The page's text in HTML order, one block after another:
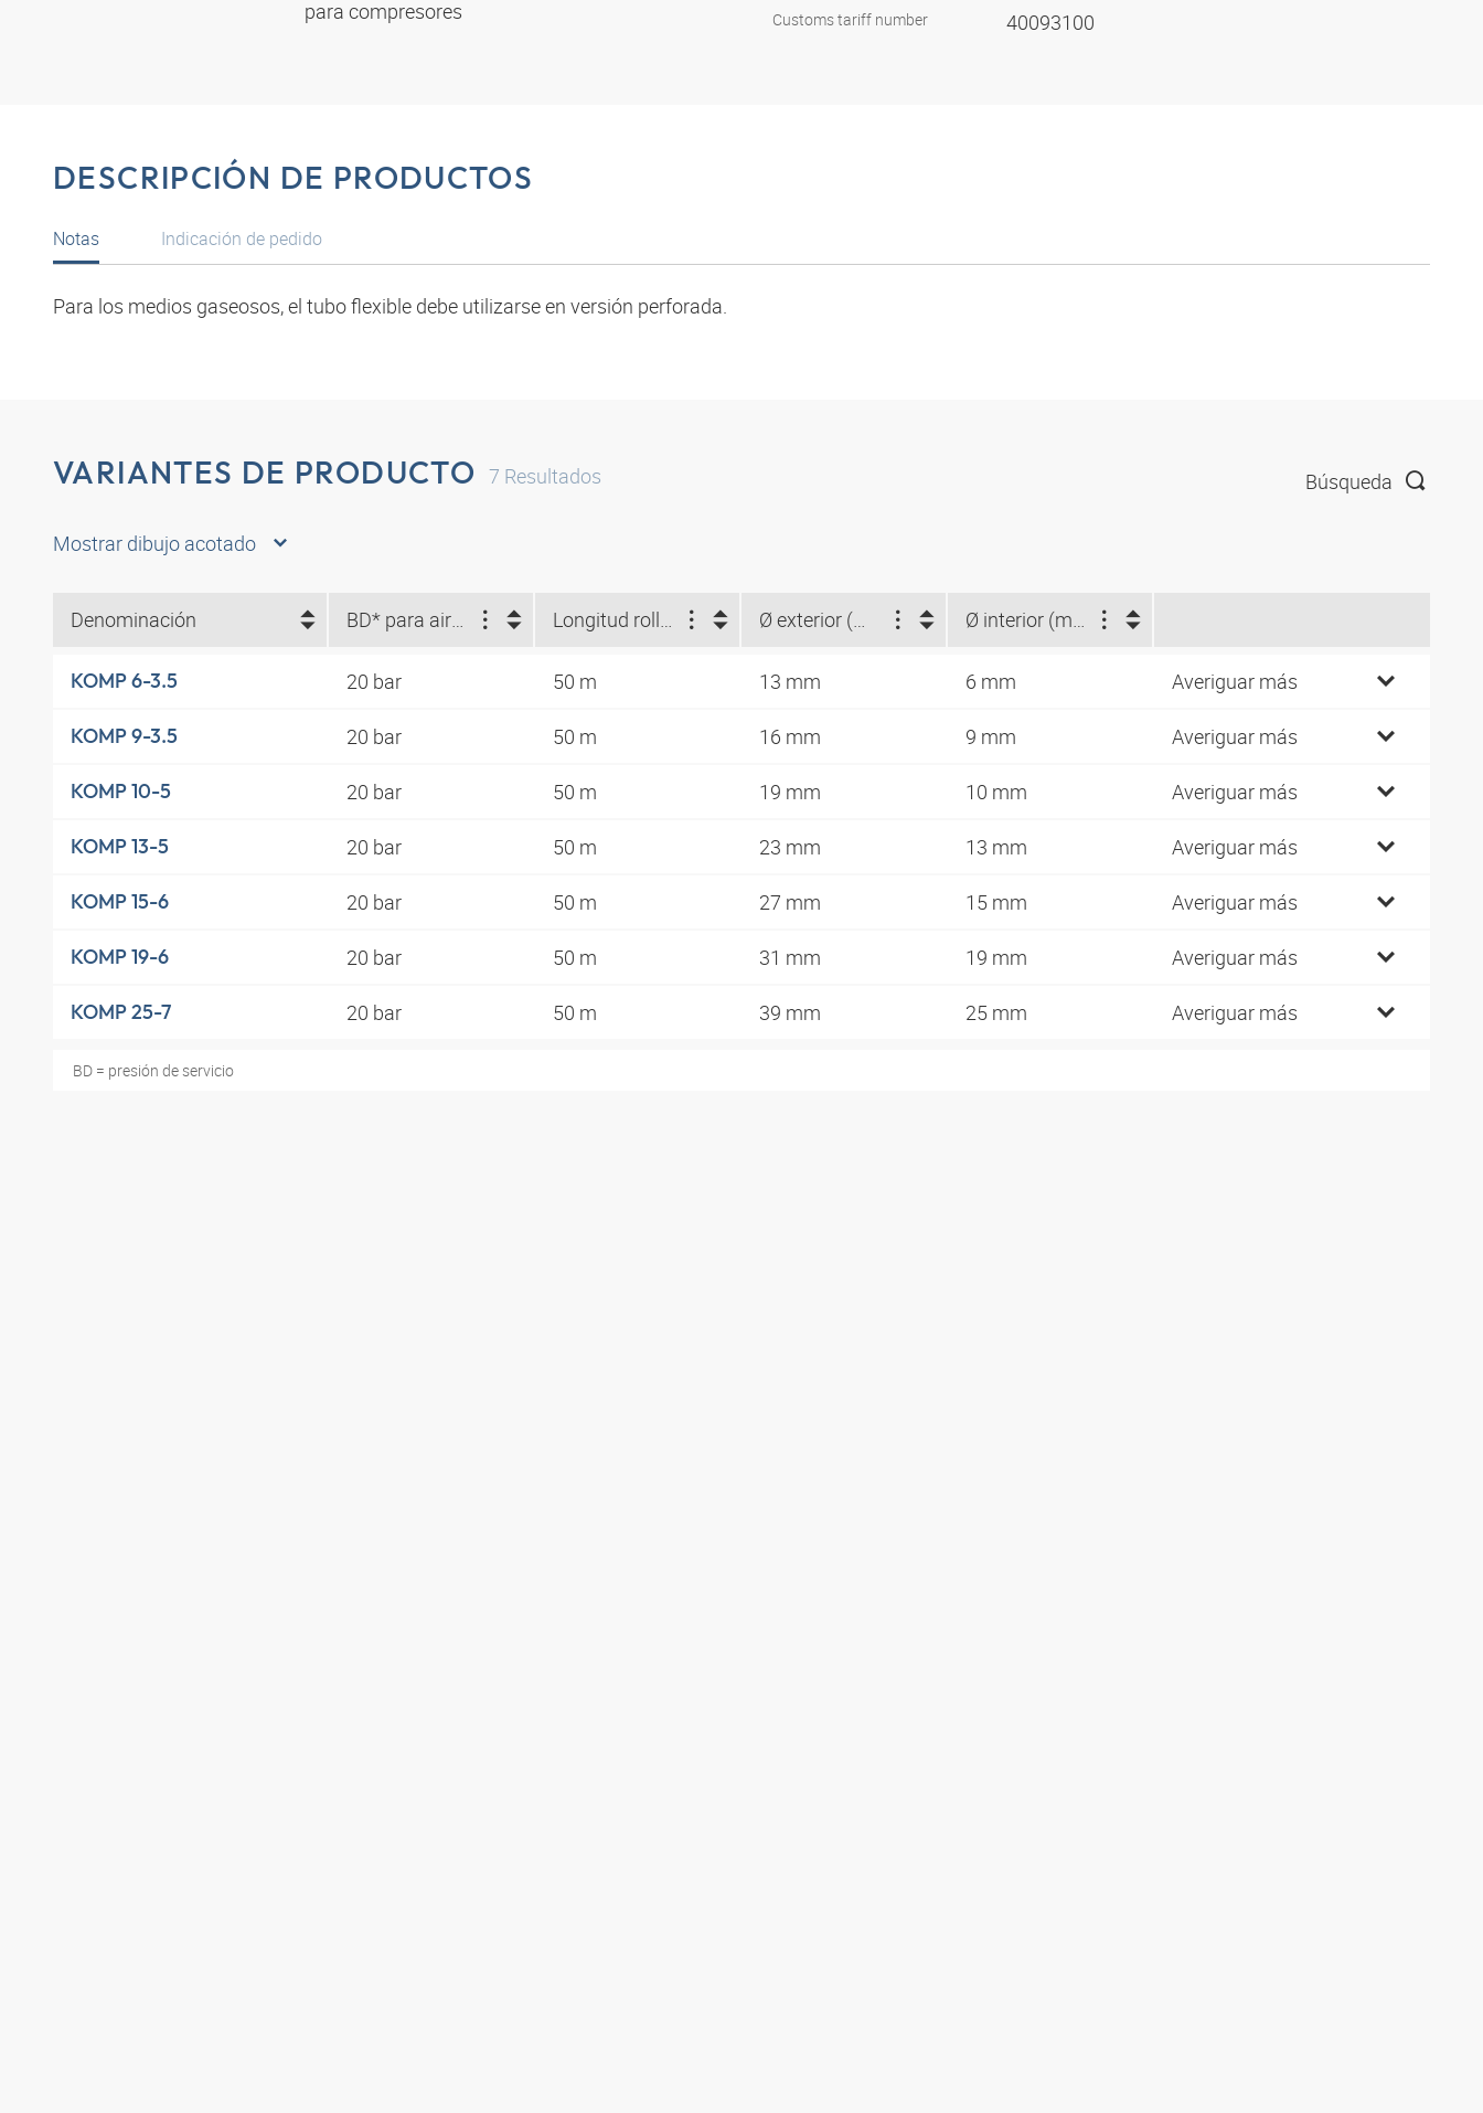
para compresores
Customs tariff number 40093100
DESCRIPCIÓN DE PRODUCTOS
Notas
Para los medios gaseosos, el tubo flexible debe utilizarse en versión perforada.
Indicación de pedido
VARIANTES DE PRODUCTO 7 Resultados Búsqueda
Mostrar dibujo acotado
Denominación BD* para aire (bar) Longitud rollo (m) Ø exterior (mm) Ø interior (mm)
KOMP 6-3.5 20 bar 50 m 13 mm 6 mm Averiguar más
KOMP 9-3.5 20 bar 50 m 16 mm 9 mm Averiguar más
KOMP 10-5 20 bar 50 m 19 mm 10 mm Averiguar más
KOMP 13-5 20 bar 50 m 23 mm 13 mm Averiguar más
KOMP 15-6 20 bar 50 m 27 mm 15 mm Averiguar más
KOMP 19-6 20 bar 50 m 31 mm 19 mm Averiguar más
KOMP 25-7 20 bar 50 m 39 mm 25 mm Averiguar más
BD = presión de servicio